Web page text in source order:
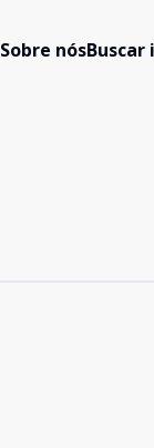
Sobre nósBuscar